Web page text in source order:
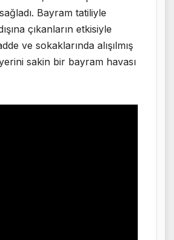
Bayram tatiliyle
çıkanların etkisiyle
ve sokaklarında alışılmış
sakin bir bayram havası